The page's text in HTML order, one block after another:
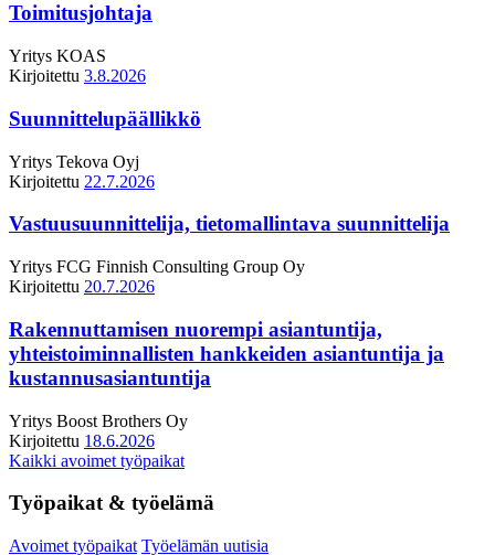
Toimitusjohtaja
Yritys KOAS
Kirjoitettu 3.8.2026
Suunnittelupäällikkö
Yritys Tekova Oyj
Kirjoitettu 22.7.2026
Vastuusuunnittelija, tietomallintava suunnittelija
Yritys FCG Finnish Consulting Group Oy
Kirjoitettu 20.7.2026
Rakennuttamisen nuorempi asiantuntija,
yhteistoiminnallisten hankkeiden asiantuntija ja
kustannusasiantuntija
Yritys Boost Brothers Oy
Kirjoitettu 18.6.2026
Kaikki avoimet työpaikat
Työpaikat & työelämä
Avoimet työpaikat Työelämän uutisia